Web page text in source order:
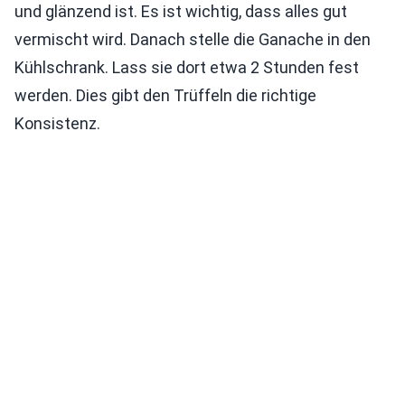
und glänzend ist. Es ist wichtig, dass alles gut
vermischt wird. Danach stelle die Ganache in den
Kühlschrank. Lass sie dort etwa 2 Stunden fest
werden. Dies gibt den Trüffeln die richtige
Konsistenz.